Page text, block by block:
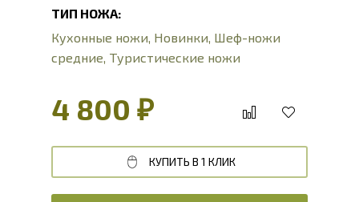
ТИП НОЖА:
Кухонные ножи, Новинки, Шеф-ножи
средние, Туристические ножи
4 800 ₽
КУПИТЬ В 1 КЛИК